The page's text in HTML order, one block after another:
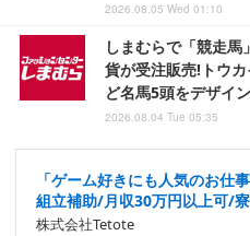
2026.08.05 Wed 01:10
しまむらで「競走
貨が受注販売!トウ
ど名馬5頭をデザイン
2026.08.04 Tue 05:35
「ゲーム好きにも人気のお仕
組立補助/月収30万円以上可/
株式会社Tetote